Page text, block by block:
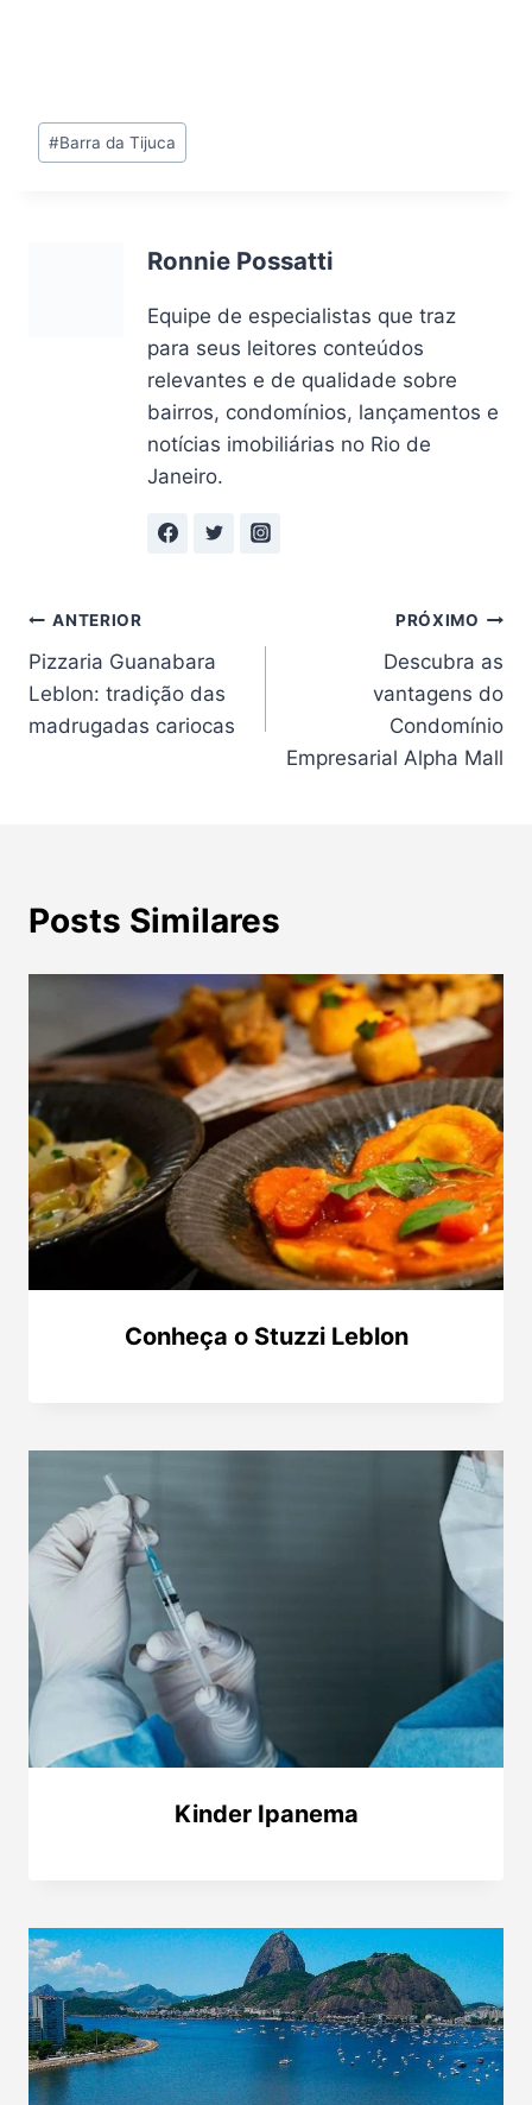
Tags
do
#Barra da Tijuca
Ronnie Possatti
Equipe de especialistas que traz
para seus leitores conteúdos
relevantes e de qualidade sobre
bairros, condomínios, lançamentos e
notícias imobiliárias no Rio de
Janeiro.
Navegação
de
Post
ANTERIOR
Pizzaria Guanabara
Leblon: tradição das
madrugadas cariocas
PRÓXIMO
Descubra as
vantagens do
Condomínio
Empresarial Alpha Mall
Posts Similares
Conheça o Stuzzi Leblon
Kinder Ipanema